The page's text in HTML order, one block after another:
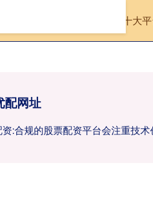
股票配资十大
配网址
:合规的股票配资平台会注重技